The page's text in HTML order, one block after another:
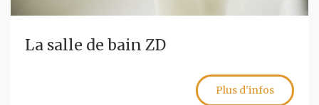
La salle de bain ZD
Plus d'infos